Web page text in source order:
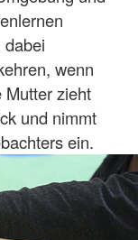
wenn
Mutter zieht
und nimmt
ein.